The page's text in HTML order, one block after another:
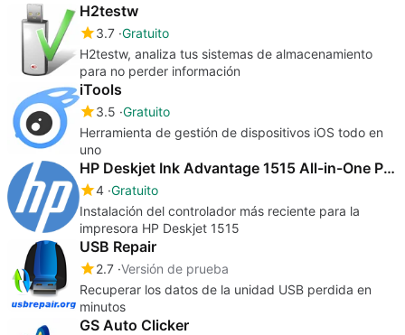
H2testw
3.7 Gratuito
H2testw, analiza tus sistemas de almacenamiento
para no perder información
iTools
3.5 Gratuito
Herramienta de gestión de dispositivos iOS todo en
uno
HP Deskjet Ink Advantage 1515 All-in-One Printer drivers
4 Gratuito
Instalación del controlador más reciente para la
impresora HP Deskjet 1515
USB Repair
2.7 Versión de prueba
Recuperar los datos de la unidad USB perdida en
minutos
GS Auto Clicker